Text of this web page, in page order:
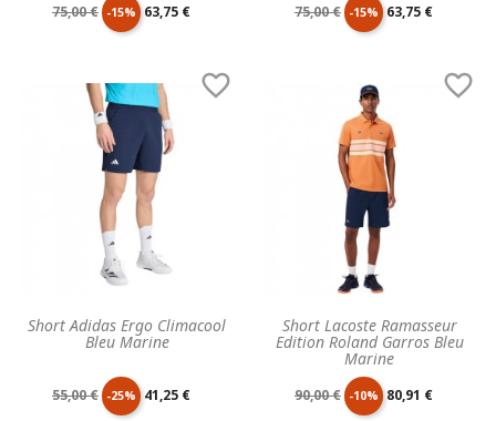
Prix
75,00 € -15% Prix
63,75 € Prix
75,00 € -15% Prix
63,75 €
Short Adidas Ergo Climacool
Bleu Marine

Prix
55,00 € -25% Prix
41,25 €
Short Lacoste Ramasseur
Edition Roland Garros Bleu
Marine

Prix
90,00 € -10% Prix
80,91 €